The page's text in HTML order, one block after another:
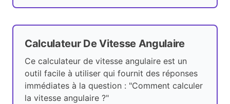
Calculateur De Vitesse Angulaire
Ce calculateur de vitesse angulaire est un
outil facile à utiliser qui fournit des réponses
immédiates à la question : "Comment calculer
la vitesse angulaire ?"